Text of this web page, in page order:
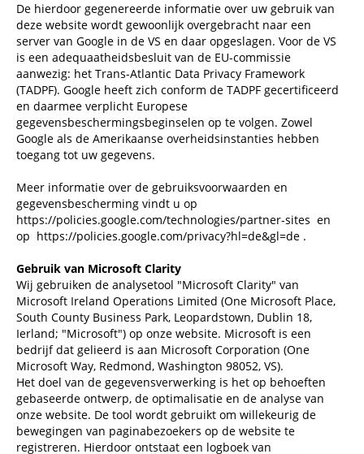
De hierdoor gegenereerde informatie over uw gebruik van
deze website wordt gewoonlijk overgebracht naar een
server van Google in de VS en daar opgeslagen. Voor de VS
is een adequaatheidsbesluit van de EU-commissie
aanwezig: het Trans-Atlantic Data Privacy Framework
(TADPF). Google heeft zich conform de TADPF gecertificeerd
en daarmee verplicht Europese
gegevensbeschermingsbeginselen op te volgen. Zowel
Google als de Amerikaanse overheidsinstanties hebben
toegang tot uw gegevens.
Meer informatie over de gebruiksvoorwaarden en
gegevensbescherming vindt u op
https://policies.google.com/technologies/partner-sites en
op https://policies.google.com/privacy?hl=de&gl=de .
Gebruik van Microsoft Clarity
Wij gebruiken de analysetool "Microsoft Clarity" van
Microsoft Ireland Operations Limited (One Microsoft Place,
South County Business Park, Leopardstown, Dublin 18,
Ierland; "Microsoft") op onze website. Microsoft is een
bedrijf dat gelieerd is aan Microsoft Corporation (One
Microsoft Way, Redmond, Washington 98052, VS).
Het doel van de gegevensverwerking is het op behoeften
gebaseerde ontwerp, de optimalisatie en de analyse van
onze website. De tool wordt gebruikt om willekeurig de
bewegingen van paginabezoekers op de website te
registreren. Hierdoor ontstaat een logboek van